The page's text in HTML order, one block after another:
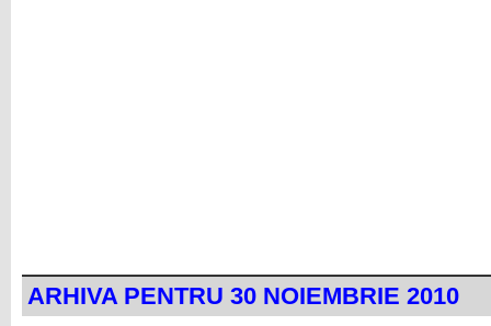
ARHIVA PENTRU 30 NOIEMBRIE 2010